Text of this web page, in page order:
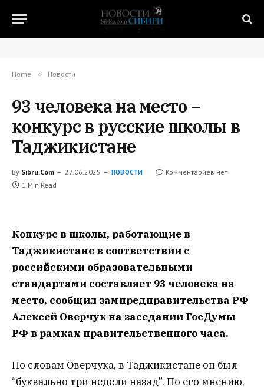
Home » Новости
93 человека на место –
конкурс в русские школы в
Таджикистане
By Sibru.Com 27.06.2025 НОВОСТИ
Комментариев нет
1 Min Read
Конкурс в школы, работающие в
Таджикистане в соответствии с
российскими образовательными
стандартами составляет 93 человека на
место, сообщил зампредправительства РФ
Алексей Оверчук на заседании ГосДумы
РФ в рамках правительственного часа.
По словам Оверчука, в Таджикистане он был
“буквально три недели назад”. По его мнению,